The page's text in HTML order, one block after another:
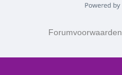
Forumvoorwaarden